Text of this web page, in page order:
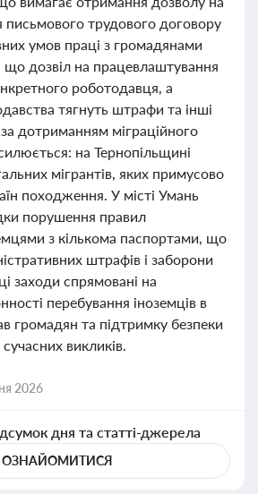
письмового трудового договору
умов праці з громадянами
дозвіл на працевлаштування
роботодавця, а
тягнуть штрафи та інші
дотриманням міграційного
на Тернопільщині
мігрантів, яких примусово
походження. У місті Умань
порушення правил
з кількома паспортами, що
штрафів і заборони
заходи спрямовані на
перебування іноземців в
громадян та підтримку безпеки
викликів.
2026
дня та статті-джерела
ОЗНАЙОМИТИСЯ